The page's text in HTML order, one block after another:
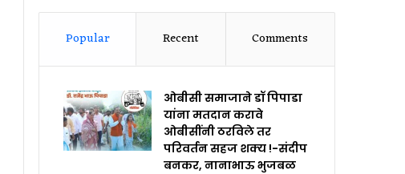
Popular Recent Comments
ओबीसी समाजाने डॉ पिपाडा
यांना मतदान करावे
ओबीसींनी ठरविले तर
परिवर्तन सहज शक्य !-संदीप
बनकर, नानाभाऊ भुजबळ